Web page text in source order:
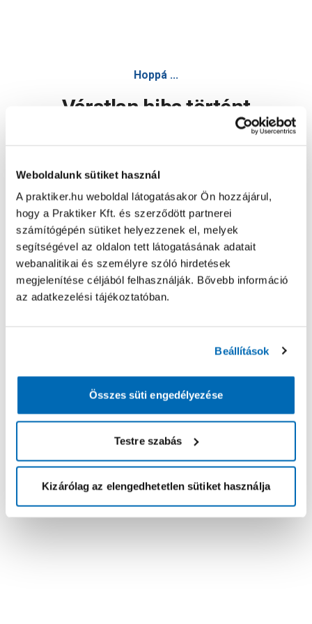
Weboldalunk sütiket használ
A praktiker.hu weboldal látogatásakor Ön hozzájárul,
hogy a Praktiker Kft. és szerződött partnerei
számítógépén sütiket helyezzenek el, melyek
segítségével az oldalon tett látogatásának adatait
webanalitikai és személyre szóló hirdetések
megjelenítése céljából felhasználják. Bővebb információ
az adatkezelési tájékoztatóban.
Beállítások
Összes süti engedélyezése
Testre szabás
Kizárólag az elengedhetetlen sütiket használja
Hoppá ...
Váratlan hiba történt
Oldal újratöltése